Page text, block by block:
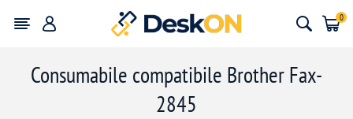
0
Consumabile compatibile Brother Fax-
2845